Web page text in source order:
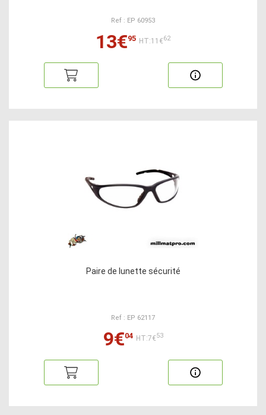
Ref : EP 60953
13€95 HT:11€62
Paire de lunette sécurité
Ref : EP 62117
9€04 HT:7€53